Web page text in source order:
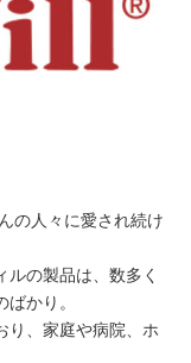
の人々に愛され続け
ルの製品は、数多く
かり。
り、家庭や病院、ホ